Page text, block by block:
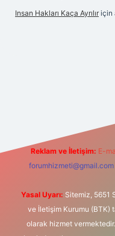
Insan Hakları Kaça Ayrılır için
Reklam ve İletişim: E-
forumhizmeti@gmail.com
Yasal Uyarı: Sitemiz, 5651
ve İletişim Kurumu (BTK)
olarak hizmet